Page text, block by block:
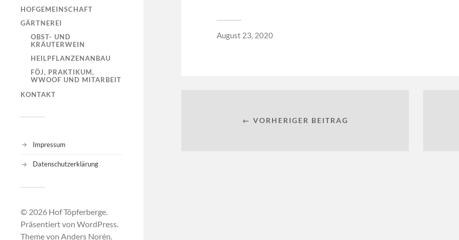
HOFGEMEINSCHAFT
GÄRTNEREI
OBST- UND
KRÄUTERWEIN
HEILPFLANZENANBAU
FÖJ, PRAKTIKUM,
WWOOF UND MITARBEIT
KONTAKT
Impressum
Datenschutzerklärung
© 2026 Hof Töpferberge.
Präsentiert von WordPress.
Theme von Anders Norén.
August 23, 2020
← VORHERIGER BEITRAG